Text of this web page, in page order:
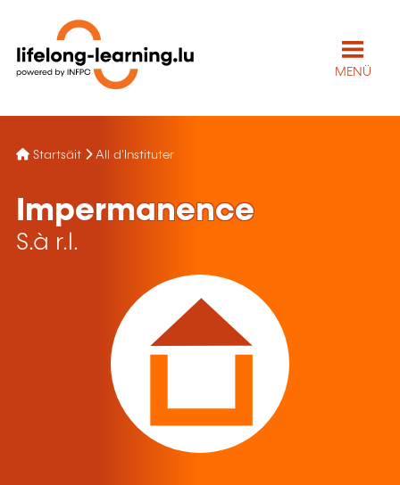
MENÜ
Startsäit All d'Instituter
Impermanence
S.à r.l.